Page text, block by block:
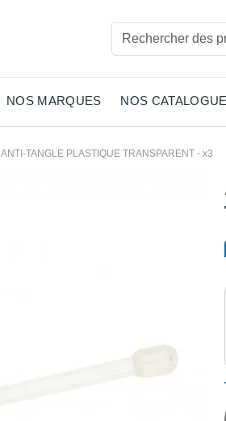
NOS MARQUES NOS
ANTI-TANGLE PLASTIQUE TRANSPARENT - x3